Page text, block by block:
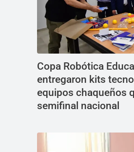
Copa Robótica
entregaron kits
equipos chaqueños
semifinal nacional